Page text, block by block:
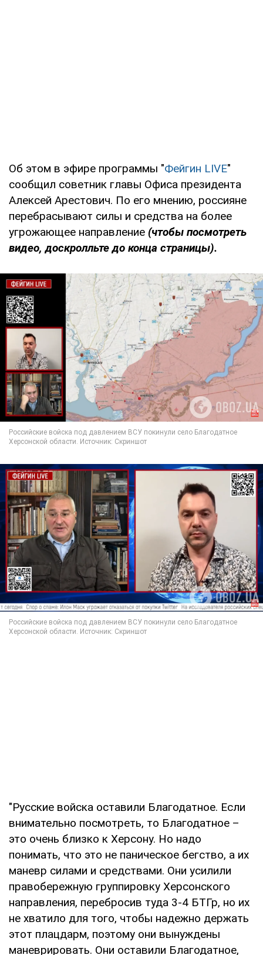
Об этом в эфире программы "Фейгин LIVE"
сообщил советник главы Офиса президента
Алексей Арестович. По его мнению, россияне
перебрасывают силы и средства на более
угрожающее направление (чтобы посмотреть
видео, доскролльте до конца страницы).
"Русские войска оставили Благодатное. Если
внимательно посмотреть, то Благодатное –
это очень близко к Херсону. Но надо
понимать, что это не паническое бегство, а их
маневр силами и средствами. Они усилили
правобережную группировку Херсонского
направления, перебросив туда 3-4 БТГр, но их
не хватило для того, чтобы надежно держать
этот плацдарм, поэтому они вынуждены
маневрировать. Они оставили Благодатное,